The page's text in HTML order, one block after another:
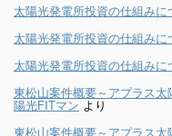
太陽光発電所投資の仕組みに
太陽光発電所投資の仕組みに
太陽光発電所投資の仕組みに
東松山案件概要～アプラス
陽光FITマンより
東松山案件概要～アプラス